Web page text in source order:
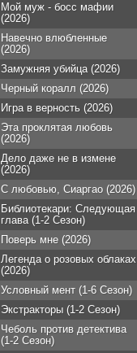
Мой муж - босс мафии
(2026)
Навечно влюбленные
(2026)
Замужняя убийца (2026)
Черный коралл (2026)
Игра в верность (2026)
Эта проклятая любовь
(2026)
Дело даже не в измене
(2026)
С любовью, Сиаргао (2026)
Библиотекари: Следующая
глава (1-2 Сезон)
Поверь мне (2026)
Легенда о розовых облаках
(2026)
Условный мент (1-6 Сезон)
Экстракторы (1-2 Сезон)
Чеболь против детектива
(1-2 Сезон)